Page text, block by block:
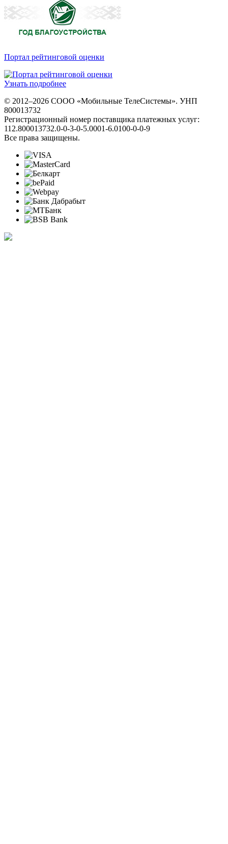
Портал рейтинговой оценки
Узнать подробнее
© 2012–2026 СООО «Мобильные ТелеСистемы». УНП
800013732
Регистрационный номер поставщика платежных услуг:
112.800013732.0-0-3-0-5.0001-6.0100-0-0-9
Все права защищены.